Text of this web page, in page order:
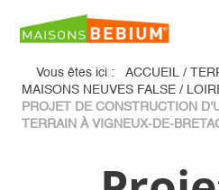
Vous êtes ici : ACCUEIL /
MAISONS NEUVES FALSE /
PROJET DE CONSTRUCTION
TERRAIN À VIGNEUX-DE-